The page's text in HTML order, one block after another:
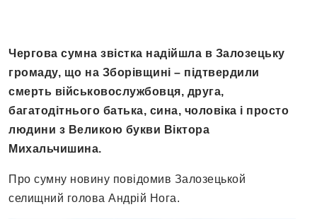
Чергова сумна звістка надійшла в Залозецьку
громаду, що на Зборівщині – підтвердили
смерть військовослужбовця, друга,
багатодітнього батька, сина, чоловіка і просто
людини з Великою букви Віктора
Михальчишина.
Про сумну новину повідомив Залозецькой
селищний голова Андрій Нога.